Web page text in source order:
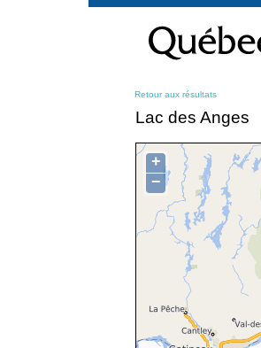
contenu
Retour aux résultats
Lac des Anges
+
−